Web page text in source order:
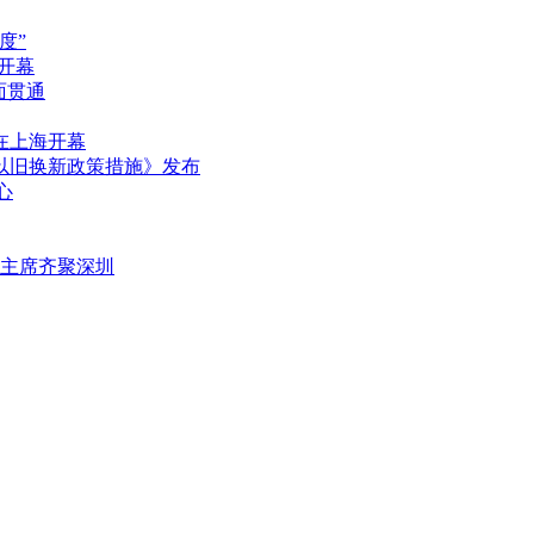
”
幕
贯通
上海开幕
旧换新政策措施》发布
席齐聚深圳